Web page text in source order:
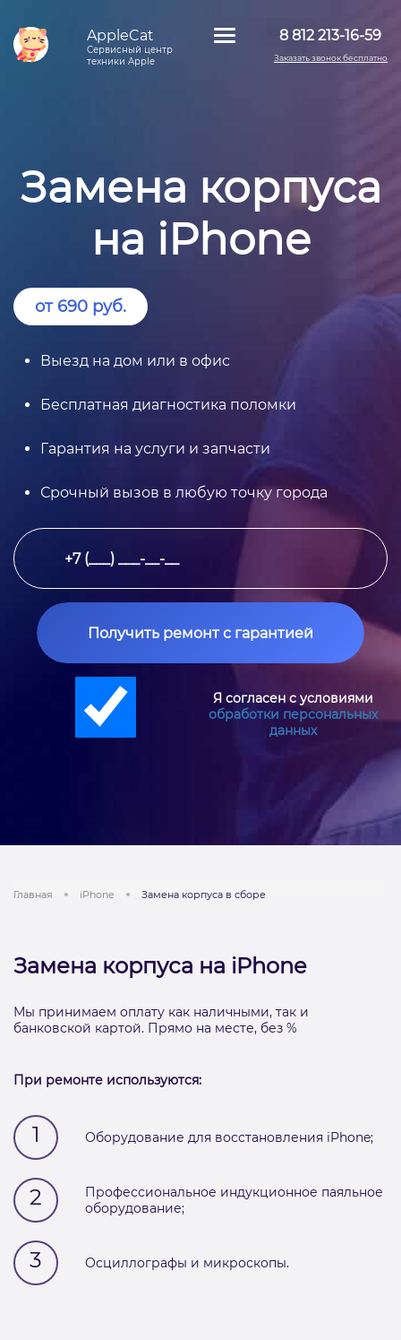
AppleCat
Сервисный центр
техники Apple
8 812 213-16-59
Заказать звонок бесплатно
Замена корпуса
на iPhone
от 690 руб.
Выезд на дом или в офис
Бесплатная диагностика поломки
Гарантия на услуги и запчасти
Срочный вызов в любую точку города
Получить ремонт с гарантией
Я согласен с условиями
обработки персональных
данных
Главная iPhone Замена корпуса в сборе
Замена корпуса на iPhone
Мы принимаем оплату как наличными, так и
банковской картой. Прямо на месте, без %
При ремонте используются:
1 Оборудование для восстановления iPhone;
2
Профессиональное индукционное паяльное
оборудование;
3 Осциллографы и микроскопы.